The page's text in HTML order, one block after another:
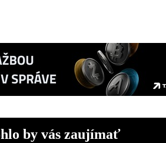
by vás zaujímať